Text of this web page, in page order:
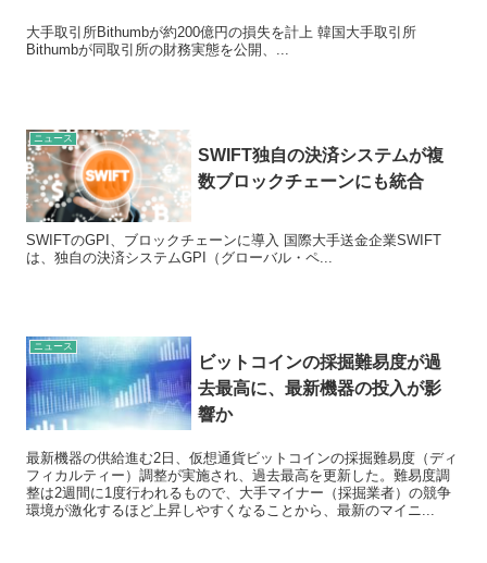
大手取引所Bithumbが約200億円の損失を計上 韓国大手取引所
Bithumbが同取引所の財務実態を公開、...
ニュース
SWIFT独自の決済システムが複
数ブロックチェーンにも統合
SWIFTのGPI、ブロックチェーンに導入 国際大手送金企業SWIFT
は、独自の決済システムGPI（グローバル・ペ...
ニュース
ビットコインの採掘難易度が過
去最高に、最新機器の投入が影
響か
最新機器の供給進む2日、仮想通貨ビットコインの採掘難易度（ディ
フィカルティー）調整が実施され、過去最高を更新した。難易度調
整は2週間に1度行われるもので、大手マイナー（採掘業者）の競争
環境が激化するほど上昇しやすくなることから、最新のマイニ...